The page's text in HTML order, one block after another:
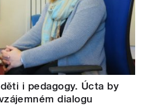
i pedagogy. Úcta by
dialogu